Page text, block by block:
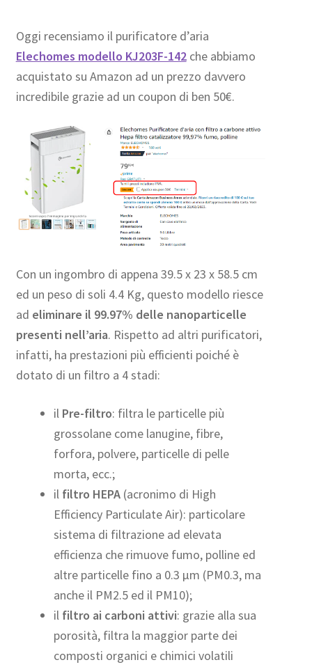
Oggi recensiamo il purificatore d’aria
Elechomes modello KJ203F-142che abbiamo
acquistato su Amazon ad un prezzo davvero
incredibile grazie ad un coupon di ben 50€.
Con un ingombro di appena 39.5 x 23 x 58.5 cm
ed un peso di soli 4.4 Kg, questo modello riesce
ad eliminare il 99.97% delle nanoparticelle
presenti nell’aria. Rispetto ad altri purificatori,
infatti, ha prestazioni più efficienti poiché è
dotato di un filtro a 4 stadi:
il Pre-filtro: filtra le particelle più
grossolane come lanugine, fibre,
forfora, polvere, particelle di pelle
morta, ecc.;
il filtro HEPA(acronimo di High
Efficiency Particulate Air): particolare
sistema di filtrazione ad elevata
efficienza che rimuove fumo, polline ed
altre particelle fino a 0.3 µm (PM0.3, ma
anche il PM2.5 ed il PM10);
il filtro ai carboni attivi: grazie alla sua
porosità, filtra la maggior parte dei
composti organici e chimici volatili